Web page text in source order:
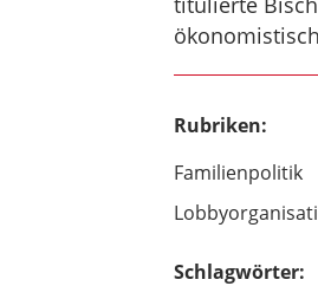
Rubriken:
Familienpolitik
Schlagwörter: